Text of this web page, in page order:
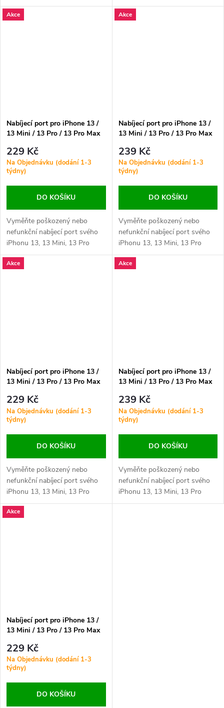
připojení k základní desce
telefonu, což umožňuje správné
zajišťuje plynulé internetové
připojení a lepší výkon zařízení.
Akce
Nabíjecí port pro iPhone 13 /
13 Mini / 13 Pro / 13 Pro Max
229 Kč
Na Objednávku (dodání 1-3
týdny)
DO KOŠÍKU
Vyměňte poškozený nebo
nefunkční nabíjecí port svého
iPhonu 13, 13 Mini, 13 Pro
nebo 13 Pro Max. Zajistěte
stabilní nabíjení a spolehlivý
Akce
Nabíjecí port pro iPhone 13 /
13 Mini / 13 Pro / 13 Pro Max
239 Kč
Na Objednávku (dodání 1-3
týdny)
DO KOŠÍKU
Vyměňte poškozený nebo
nefunkční nabíjecí port svého
iPhonu 13, 13 Mini, 13 Pro
nebo 13 Pro Max. Zajistěte
stabilní nabíjení a spolehlivý
Akce
Nabíjecí port pro iPhone 13 /
13 Mini / 13 Pro / 13 Pro Max
229 Kč
Na Objednávku (dodání 1-3
týdny)
DO KOŠÍKU
Vyměňte poškozený nebo
nefunkční nabíjecí port svého
iPhonu 13, 13 Mini, 13 Pro
nebo 13 Pro Max. Zajistěte
stabilní nabíjení a spolehlivý
Akce
Nabíjecí port pro iPhone 13 /
13 Mini / 13 Pro / 13 Pro Max
239 Kč
Na Objednávku (dodání 1-3
týdny)
DO KOŠÍKU
Vyměňte poškozený nebo
nefunkční nabíjecí port svého
iPhonu 13, 13 Mini, 13 Pro
nebo 13 Pro Max. Zajistěte
Akce
Nabíjecí port pro iPhone 13 /
13 Mini / 13 Pro / 13 Pro Max
229 Kč
Na Objednávku (dodání 1-3
týdny)
DO KOŠÍKU